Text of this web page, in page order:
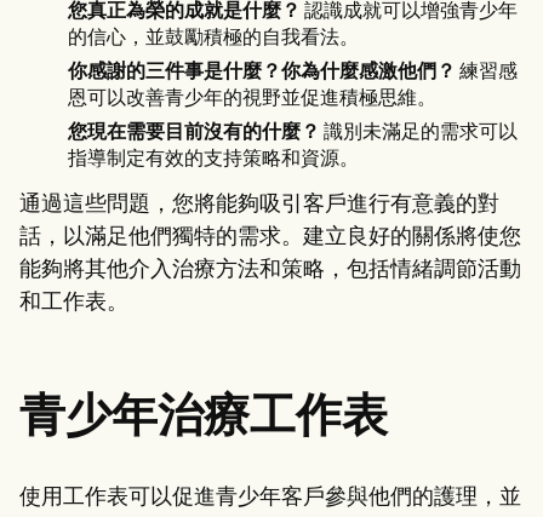
您真正為榮的成就是什麼？ 認識成就可以增強青少年
的信心，並鼓勵積極的自我看法。
你感謝的三件事是什麼？你為什麼感激他們？ 練習感
恩可以改善青少年的視野並促進積極思維。
您現在需要目前沒有的什麼？ 識別未滿足的需求可以
指導制定有效的支持策略和資源。
通過這些問題，您將能夠吸引客戶進行有意義的對
話，以滿足他們獨特的需求。建立良好的關係將使您
能夠將其他介入治療方法和策略，包括情緒調節活動
和工作表。
青少年治療工作表
使用工作表可以促進青少年客戶參與他們的護理，並